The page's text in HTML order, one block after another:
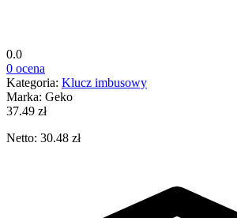
0.0
0 ocena
Kategoria: Klucz imbusowy
Marka: Geko
37.49 zł
Netto: 30.48 zł